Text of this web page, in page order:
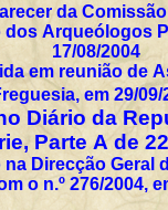
da
dos Arqueólogos
17/08/2004
em reunião de
em 29/09/
Diário da
Parte A de
Direcção Geral
o n.º 276/2004,